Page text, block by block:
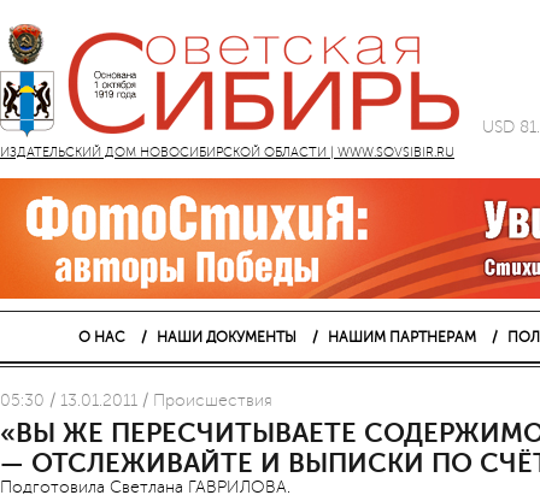
ИЗДАТЕЛЬСКИЙ ДОМ НОВОСИБИРСКОЙ ОБЛАСТИ | WWW.SOVSIBIR.RU
USD
О НАС НАШИ ДОКУМЕНТЫ НАШИМ ПАРТНЕРАМ
05:30 / 13.01.2011 / Проиcшествия
«ВЫ ЖЕ ПЕРЕСЧИТЫВАЕТЕ
— ОТСЛЕЖИВАЙТЕ И ВЫПИСКИ ПО
Подготовила Светлана ГАВРИЛОВА.